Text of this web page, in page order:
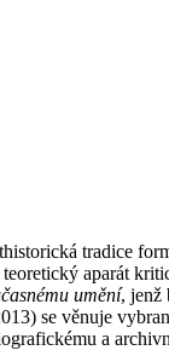
tradice
aparát
umění, jenž
se věnuje
a